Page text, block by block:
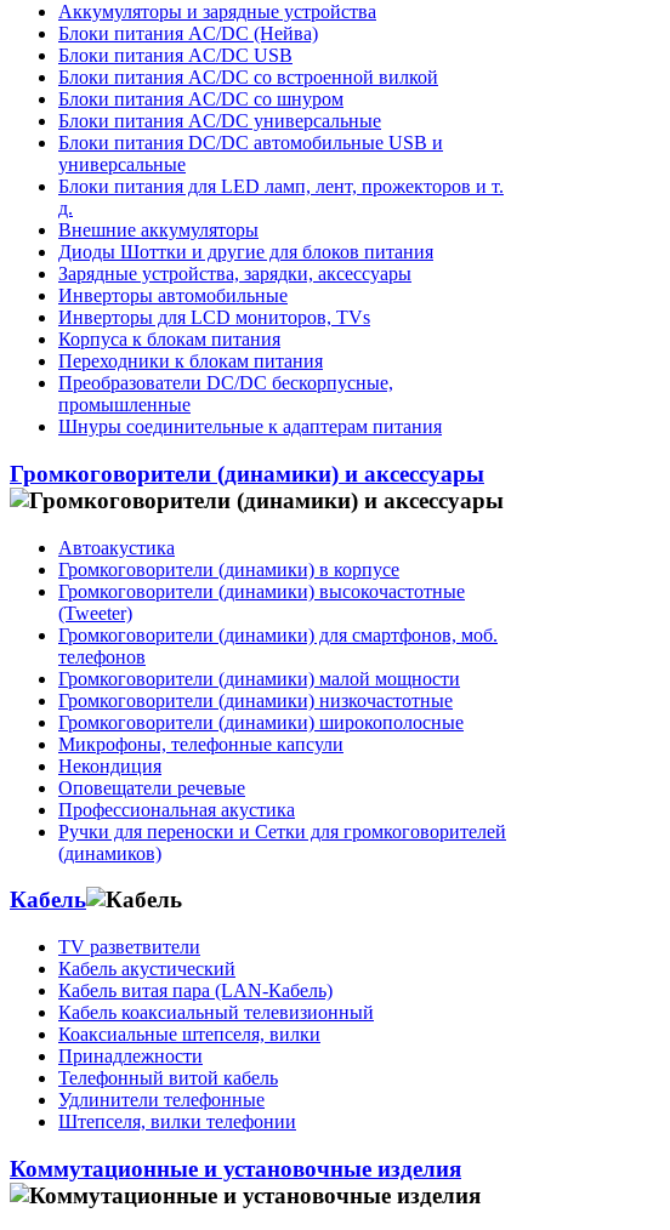
Аккумуляторы и зарядные устройства
Блоки питания AC/DC (Нейва)
Блоки питания AC/DC USB
Блоки питания AC/DC со встроенной вилкой
Блоки питания AC/DC со шнуром
Блоки питания AC/DC универсальные
Блоки питания DC/DC автомобильные USB и
универсальные
Блоки питания для LED ламп, лент, прожекторов и т.
д.
Внешние аккумуляторы
Диоды Шоттки и другие для блоков питания
Зарядные устройства, зарядки, аксессуары
Инверторы автомобильные
Инверторы для LCD мониторов, TVs
Корпуса к блокам питания
Переходники к блокам питания
Преобразователи DC/DC бескорпусные,
промышленные
Шнуры соединительные к адаптерам питания
Громкоговорители (динамики) и аксессуары
Автоакустика
Громкоговорители (динамики) в корпусе
Громкоговорители (динамики) высокочастотные
(Tweeter)
Громкоговорители (динамики) для смартфонов, моб.
телефонов
Громкоговорители (динамики) малой мощности
Громкоговорители (динамики) низкочастотные
Громкоговорители (динамики) широкополосные
Микрофоны, телефонные капсули
Некондиция
Оповещатели речевые
Профессиональная акустика
Ручки для переноски и Сетки для громкоговорителей
(динамиков)
Кабель
TV разветвители
Кабель акустический
Кабель витая пара (LAN-Кабель)
Кабель коаксиальный телевизионный
Коаксиальные штепселя, вилки
Принадлежности
Телефонный витой кабель
Удлинители телефонные
Штепселя, вилки телефонии
Коммутационные и установочные изделия